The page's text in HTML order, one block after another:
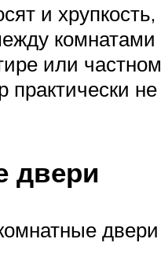
и хрупкость,
комнатами
или частном
практически не
двери
двери